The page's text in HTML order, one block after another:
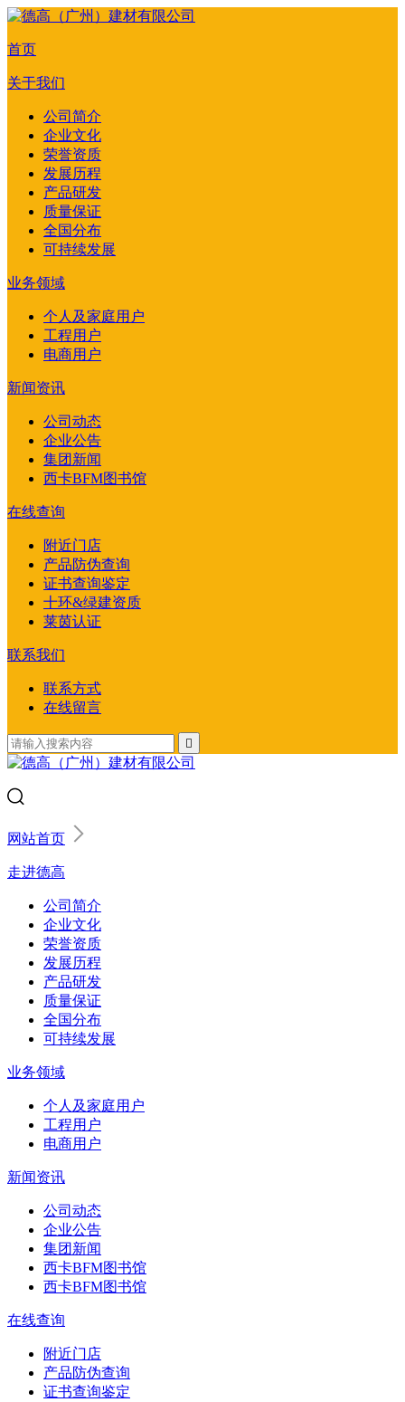
首页
关于我们
公司简介
企业文化
荣誉资质
发展历程
产品研发
质量保证
全国分布
可持续发展
业务领域
个人及家庭用户
工程用户
电商用户
新闻资讯
公司动态
企业公告
集团新闻
西卡BFM图书馆
在线查询
附近门店
产品防伪查询
证书查询鉴定
十环&绿建资质
莱茵认证
联系我们
联系方式
在线留言

网站首页
走进德高
公司简介
企业文化
荣誉资质
发展历程
产品研发
质量保证
全国分布
可持续发展
业务领域
个人及家庭用户
工程用户
电商用户
新闻资讯
公司动态
企业公告
集团新闻
西卡BFM图书馆
西卡BFM图书馆
在线查询
附近门店
产品防伪查询
证书查询鉴定